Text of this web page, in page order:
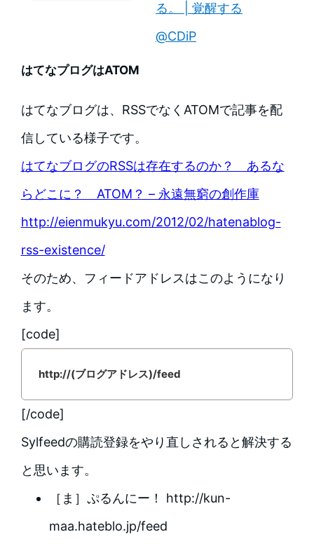
る。 | 覚醒する
@CDiP
はてなプログはATOM
はてなブログは、RSSでなくATOMで記事を配
信している様子です。
はてなブログのRSSは存在するのか？ あるな
らどこに？ ATOM？ – 永遠無窮の創作庫
http://eienmukyu.com/2012/02/hatenablog-
rss-existence/
そのため、フィードアドレスはこのようになり
ます。
[code]
http://(ブログアドレス)/feed
[/code]
Sylfeedの購読登録をやり直しされると解決する
と思います。
［ま］ぷるんにー！ http://kun-
maa.hateblo.jp/feed